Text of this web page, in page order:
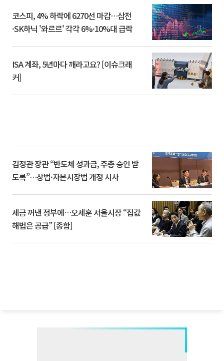
코스피, 4% 하락에 6270선 마감…삼전
·SK하닉 '와르르' 각각 6%·10%대 급락
ISA 계좌, 5년마다 깨라고요? [이슈크래
커]
김정관 장관 “반도체 성과급, 주총 승인 받
도록”…상법·자본시장법 개정 시사
세금 꺼낸 정부에…오세훈 서울시장 “집값
해법은 공급” [종합]